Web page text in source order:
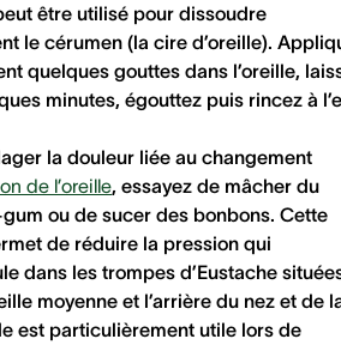
être utilisé pour dissoudre
le cérumen (la cire d’oreille).
quelques gouttes dans l’oreille,
minutes, égouttez puis rincez à
la douleur liée au changement
de l’oreille, essayez de mâcher du
ou de sucer des bonbons. Cette
de réduire la pression qui
dans les trompes d’Eustache
moyenne et l’arrière du nez et de
est particulièrement utile lors de